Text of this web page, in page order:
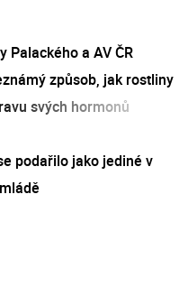
Palackého a AV ČR
způsob, jak rostliny
svých hormonů
podařilo jako jediné v